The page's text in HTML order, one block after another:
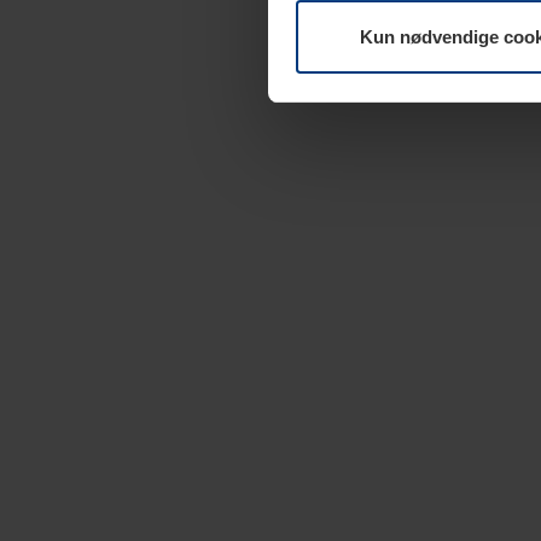
Kun nødvendige